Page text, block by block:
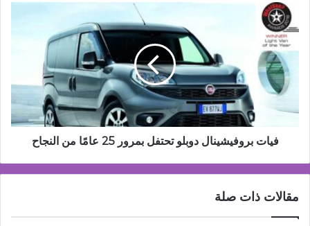
التمور
فيات
بروفيشينال
دوبلو
تحتفل
بمرور
25
عامًا
من
النجاح
فيات بروفيشينال دوبلو تحتفل بمرور 25 عامًا من النجاح
مقالات ذات صلة